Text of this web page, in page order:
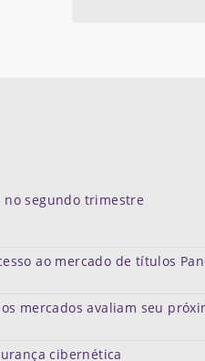
no segundo trimestre
ao mercado de títulos
mercados avaliam seu
cibernética